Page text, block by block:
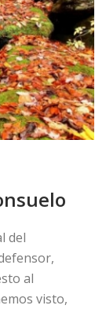
del
al
visto,